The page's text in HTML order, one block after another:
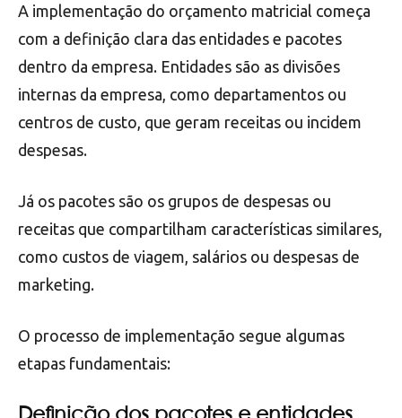
A implementação do orçamento matricial começa
com a definição clara das entidades e pacotes
dentro da empresa. Entidades são as divisões
internas da empresa, como departamentos ou
centros de custo, que geram receitas ou incidem
despesas.
Já os pacotes são os grupos de despesas ou
receitas que compartilham características similares,
como custos de viagem, salários ou despesas de
marketing.
O processo de implementação segue algumas
etapas fundamentais: